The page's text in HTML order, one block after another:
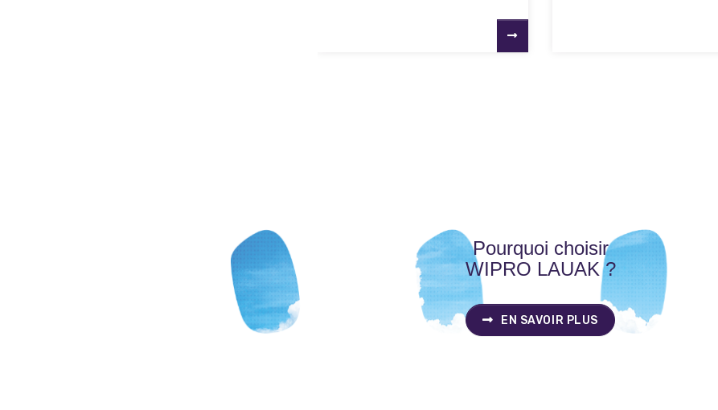
Pourquoi choisir
WIPRO LAUAK ?
EN SAVOIR PLUS